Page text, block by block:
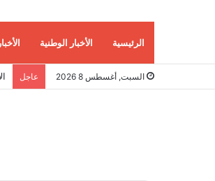
الرئيسية الأخبار الوطنية
السبت, أغسطس 8 2026 عاجل